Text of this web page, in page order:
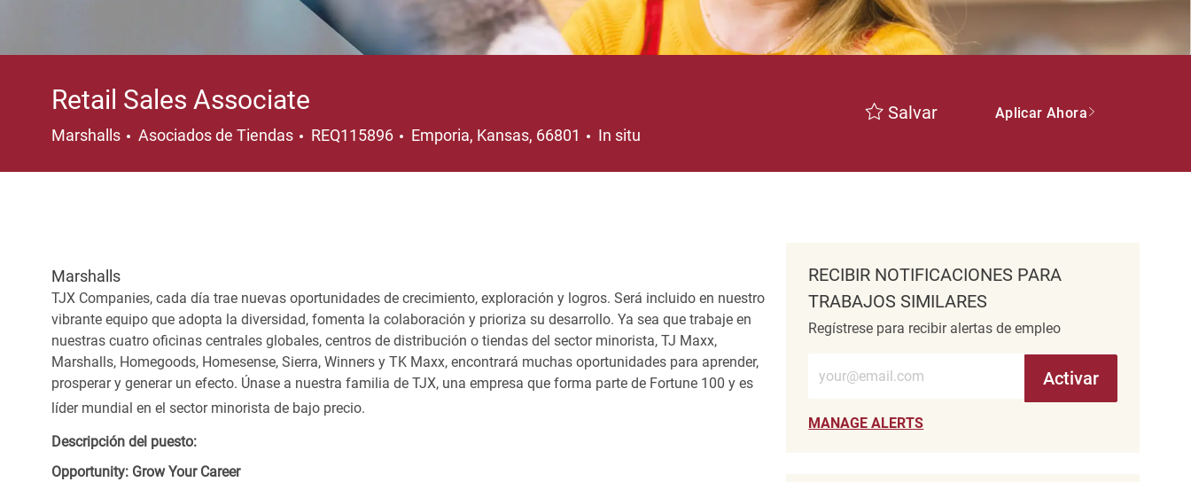
Retail Sales Associate
Marshalls Categoría
Asociados de Tiendas REQ115896 Ubicación
Emporia, Kansas, 66801 In situ
Salvar Aplicar Ahora
Marshalls
TJX Companies, cada día trae nuevas oportunidades de crecimiento, exploración y logros. Será incluido en nuestro
vibrante equipo que adopta la diversidad, fomenta la colaboración y prioriza su desarrollo. Ya sea que trabaje en
nuestras cuatro oficinas centrales globales, centros de distribución o tiendas del sector minorista, TJ Maxx,
Marshalls, Homegoods, Homesense, Sierra, Winners y TK Maxx, encontrará muchas oportunidades para aprender,
prosperar y generar un efecto. Únase a nuestra familia de TJX, una empresa que forma parte de Fortune 100 y es
líder mundial en el sector minorista de bajo precio.
Descripción del puesto:
Opportunity: Grow Your Career
RECIBIR NOTIFICACIONES PARA
TRABAJOS SIMILARES
Regístrese para recibir alertas de empleo
Introduzca la dirección de correo electrónico (obligatorio)
Activar
MANAGE ALERTS